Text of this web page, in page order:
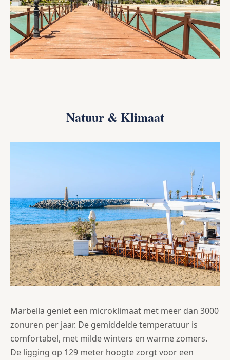
Natuur & Klimaat
Marbella geniet een microklimaat met meer dan 3000
zonuren per jaar. De gemiddelde temperatuur is
comfortabel, met milde winters en warme zomers.
De ligging op 129 meter hoogte zorgt voor een